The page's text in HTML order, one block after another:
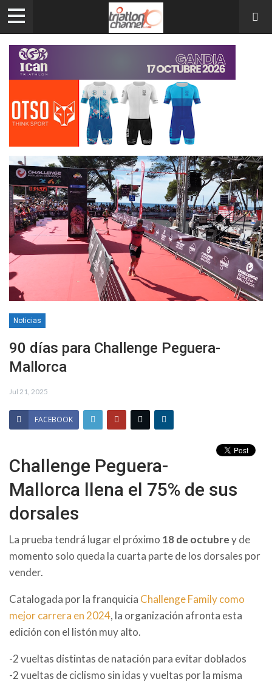
Noticias
90 días para Challenge Peguera-
Mallorca
Jul 21, 2025
FACEBOOK
Challenge Peguera-
Mallorca llena el 75% de sus
dorsales
La prueba tendrá lugar el próximo 18 de octubrey de
momento solo queda la cuarta parte de los dorsales por
vender.
Catalogada por la franquicia Challenge Family como
mejor carrera en 2024, la organización afronta esta
edición con el listón muy alto.
-2 vueltas distintas de natación para evitar doblados
-2 vueltas de ciclismo sin idas y vueltas por la misma